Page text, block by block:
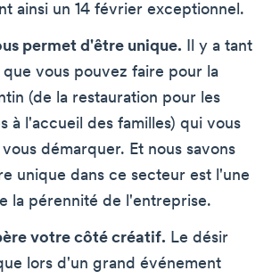
ainsi un 14 février exceptionnel.
permet d'être unique. Il y a tant
que vous pouvez faire pour la
(de la restauration pour les
à l'accueil des familles) qui vous
démarquer. Et nous savons
unique dans ce secteur est l'une
la pérennité de l'entreprise.
votre côté créatif. Le désir
lors d'un grand événement